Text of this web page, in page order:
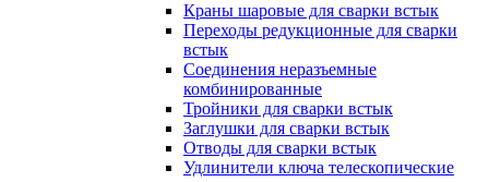
Краны шаровые для сварки встык
Переходы редукционные для сварки
встык
Соединения неразъемные
комбинированные
Тройники для сварки встык
Заглушки для сварки встык
Отводы для сварки встык
Удлинители ключа телескопические